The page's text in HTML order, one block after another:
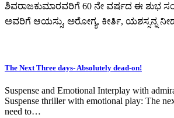
ಶಿವರಾಜಕುಮಾರವರಿಗೆ 60 ನೇ ವರ್ಷದ ಈ ಶುಭ
ಅವರಿಗೆ ಆಯಸ್ಸು, ಅರೋಗ್ಯ, ಕೀರ್ತಿ, ಯಶಸ್ಸನ್ನ
The Next Three days- Absolutely dead-on!
Suspense and Emotional Interplay with
Suspense thriller with emotional play: The
need to…